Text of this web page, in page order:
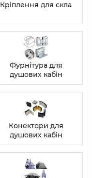
Кріплення для скла
Фурнітура для
душових кабін
Конектори для
душових кабін